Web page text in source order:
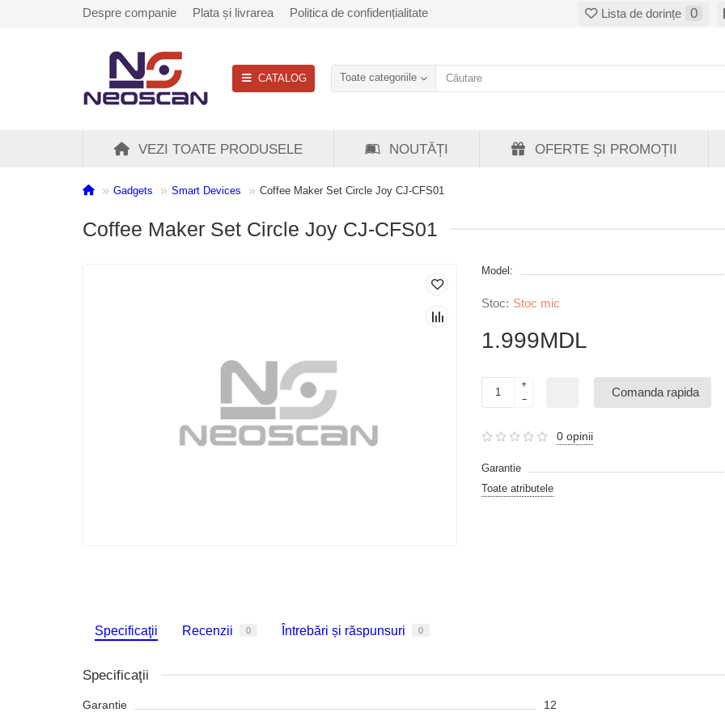
Despre companie Plata și livrarea Politica de confidențialitate Lista de dorințe 0
CATALOG Toate categoriile
VEZI TOATE PRODUSELE NOUTĂȚI OFERTE ȘI PROMOȚII
Gadgets Smart Devices Coffee Maker Set Circle Joy CJ-CFS01
Coffee Maker Set Circle Joy CJ-CFS01
Model:
Stoc mic
1.999MDL
Comanda rapida
0 opinii
Garantie
Toate atributele
Specificaţii Recenzii 0 Întrebări și răspunsuri 0
Specificaţii
Garantie 12